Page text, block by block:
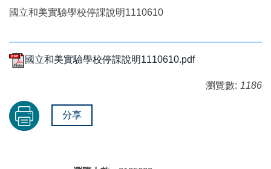
國立和美實驗學校停課說明1110610
國立和美實驗學校停課說明1110610.pdf
瀏覽數: 1186
分享